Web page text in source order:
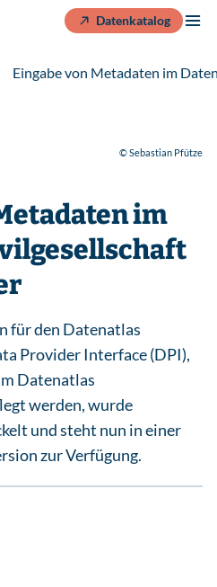
Datenkatalog
Eingabe von Metadaten im
© Sebastian Pfütze
im
für den Datenatlas
Provider Interface (DPI),
Datenatlas
werden, wurde
und steht nun in einer
zur Verfügung.